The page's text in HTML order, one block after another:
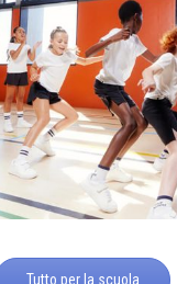
Tutto per la scuola